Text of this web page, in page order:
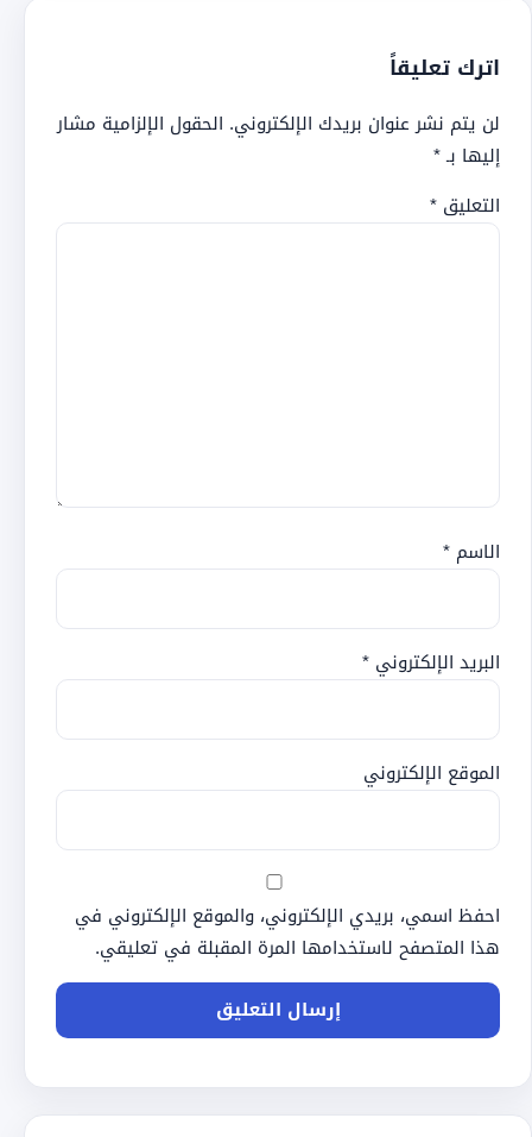
اترك تعليقاً
لن يتم نشر عنوان بريدك الإلكتروني. الحقول الإلزامية مشار
إليها بـ*
التعليق *
الاسم *
البريد الإلكتروني *
الموقع الإلكتروني
احفظ اسمي، بريدي الإلكتروني، والموقع الإلكتروني في
هذا المتصفح لاستخدامها المرة المقبلة في تعليقي.